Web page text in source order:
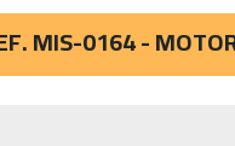
MIS-0164 -